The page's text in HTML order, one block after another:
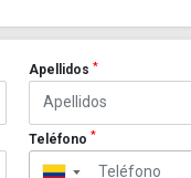
Apellidos *
Teléfono *
▼